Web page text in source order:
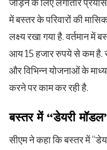
जोड़ने के लिए लगातार प्रयास
में बस्तर के परिवारों की
लक्ष्य रखा गया है. वर्तमान में
आय 15 हजार रुपये से कम है.
और विभिन्न योजनाओं के
करने पर काम कर रही है.
बस्तर में “डेयरी
सीएम ने कहा कि बस्तर में